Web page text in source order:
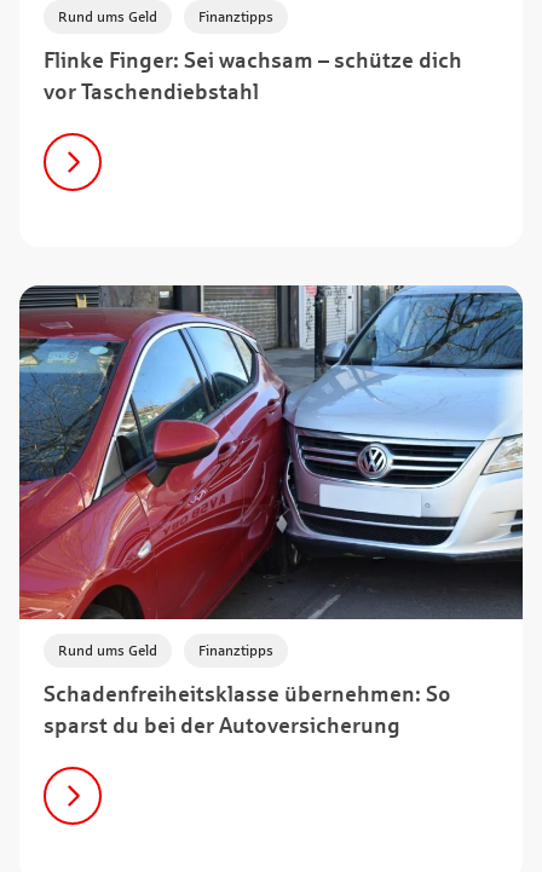
Flinke Finger: Sei wachsam – schütze dich
vor Taschendiebstahl
Rund ums Geld Finanztipps
Schadenfreiheitsklasse übernehmen: So
sparst du bei der Autoversicherung
Rund ums Geld Finanztipps